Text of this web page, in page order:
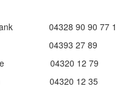
04328 90 90 77 1
04393 27 89
04320 12 79
04320 12 35